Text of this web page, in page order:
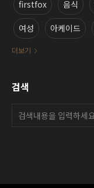
firstfox 음식
여성 아케이드
더보기
검색